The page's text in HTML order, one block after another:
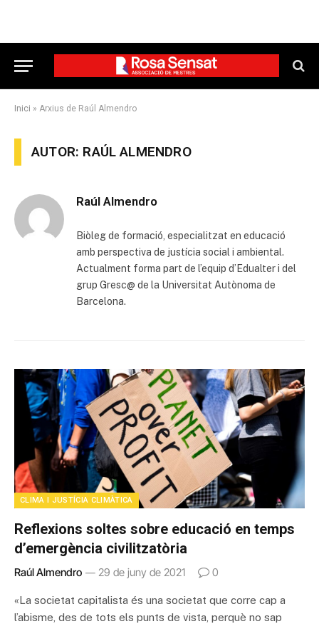
Inici » Arxius de Raúl Almendro
AUTOR: RAÚL ALMENDRO
Raúl Almendro
Biòleg de formació, especialitzat en educació
amb perspectiva de justícia social i ambiental.
Actualment forma part de l’equip d’Edualter i del
grup Gresc@ de la Universitat Autònoma de
Barcelona.
CLIMA I JUSTÍCIA CLIMÀTICA
Reflexions soltes sobre educació en temps
d’emergència civilitzatòria
Raúl Almendro 29 de juny de 2021 0
«La societat capitalista és una societat que corre cap a
l’abisme, des de tots els punts de vista, perquè no sap